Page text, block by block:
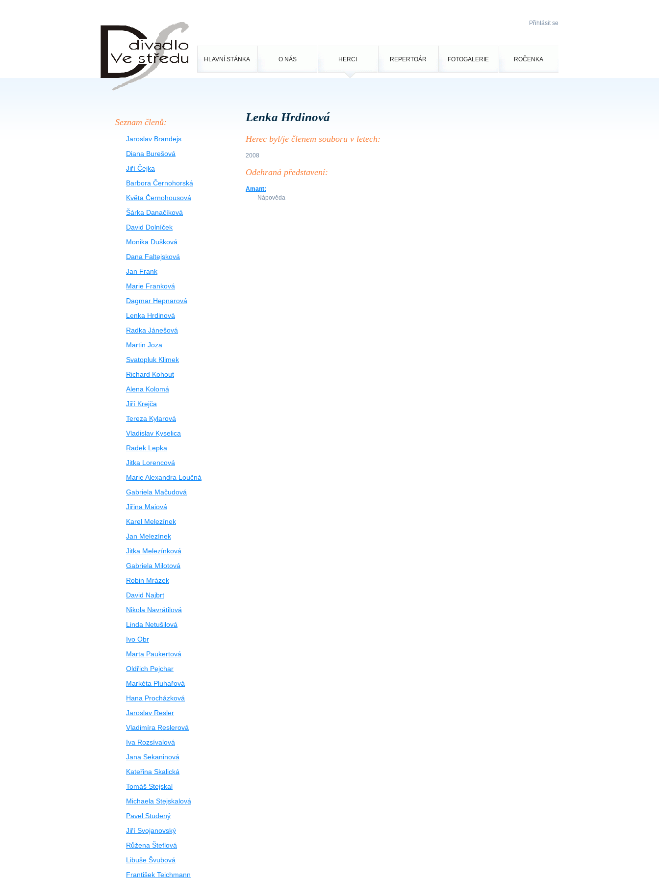
HLAVNÍ STÁNKA O NÁS HERCI REPERTOÁR FOTOGALERIE ROČENKA
Přihlásit se
Seznam členů:
Jaroslav Brandejs
Diana Burešová
Jiří Čejka
Barbora Černohorská
Květa Černohousová
Šárka Danačíková
David Dolníček
Monika Dušková
Dana Faltejsková
Jan Frank
Marie Franková
Dagmar Hepnarová
Lenka Hrdinová
Radka Jánešová
Martin Joza
Svatopluk Klimek
Richard Kohout
Alena Kolomá
Jiří Krejča
Tereza Kylarová
Vladislav Kyselica
Radek Lepka
Jitka Lorencová
Marie Alexandra Loučná
Gabriela Mačudová
Jiřina Maiová
Karel Melezínek
Jan Melezínek
Jitka Melezínková
Gabriela Milotová
Robin Mrázek
David Najbrt
Nikola Navrátilová
Linda Netušilová
Ivo Obr
Marta Paukertová
Oldřich Pejchar
Markéta Pluhařová
Hana Procházková
Jaroslav Resler
Vladimíra Reslerová
Iva Rozsívalová
Jana Sekaninová
Kateřina Skalická
Tomáš Stejskal
Michaela Stejskalová
Pavel Studený
Jiří Svojanovský
Růžena Šteflová
Libuše Švubová
František Teichmann
Lenka Hrdinová
Herec byl/je členem souboru v letech:
2008
Odehraná představení:
Amant:
Nápověda